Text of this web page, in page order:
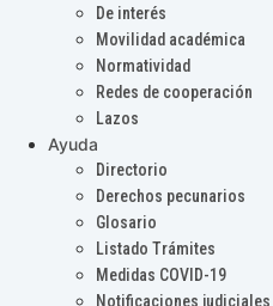
De interés
Movilidad académica
Normatividad
Redes de cooperación
Lazos
Ayuda
Directorio
Derechos pecunarios
Glosario
Listado Trámites
Medidas COVID-19
Notificaciones judiciales